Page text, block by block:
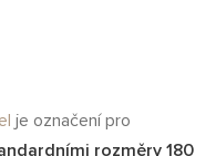
je označení pro
rozměry 180